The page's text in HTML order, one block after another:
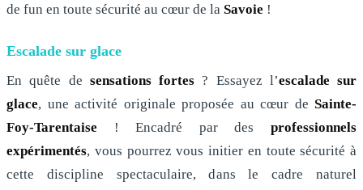
de fun en toute sécurité au cœur de la Savoie !
Escalade sur glace
En quête de sensations fortes ? Essayez l’escalade sur
glace, une activité originale proposée au cœur de Sainte-
Foy-Tarentaise ! Encadré par des professionnels
expérimentés, vous pourrez vous initier en toute sécurité à
cette discipline spectaculaire, dans le cadre naturel